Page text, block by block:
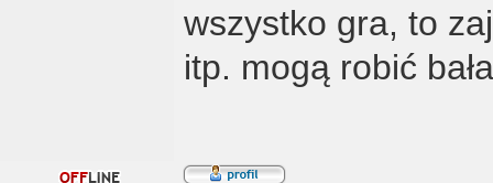
wszystko gra, to
itp. mogą robić